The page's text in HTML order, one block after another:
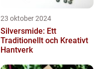
23 oktober 2024
Silversmide: Ett
Traditionellt och Kreativt
Hantverk